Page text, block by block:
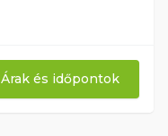
Árak és időpontok